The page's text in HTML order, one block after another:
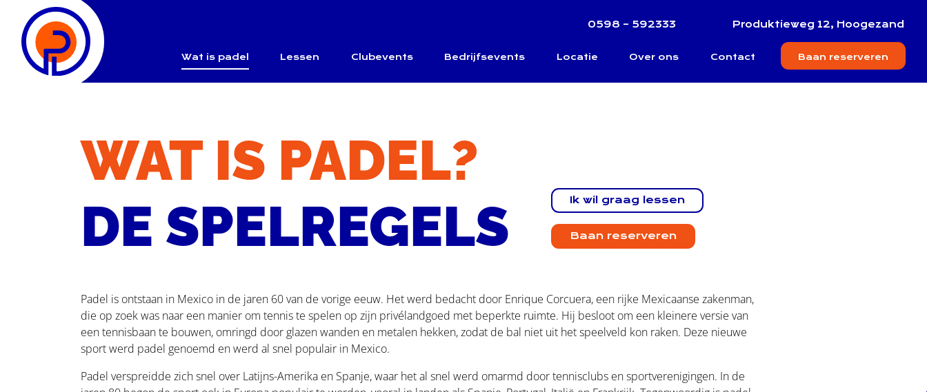
overslaan
0598 – 592333 Produktieweg 12, Hoogezand
Wat is padel Lessen Clubevents Bedrijfsevents Locatie Over ons Contact Baan reserveren
WAT IS PADEL?
DE SPELREGELS
Ik wil graag lessen
Baan reserveren
Padel is ontstaan in Mexico in de jaren 60 van de vorige eeuw. Het werd bedacht door Enrique Corcuera, een rijke Mexicaanse zakenman,
die op zoek was naar een manier om tennis te spelen op zijn privélandgoed met beperkte ruimte. Hij besloot om een kleinere versie van
een tennisbaan te bouwen, omringd door glazen wanden en metalen hekken, zodat de bal niet uit het speelveld kon raken. Deze nieuwe
sport werd padel genoemd en werd al snel populair in Mexico.
Padel verspreidde zich snel over Latijns-Amerika en Spanje, waar het al snel werd omarmd door tennisclubs en sportverenigingen. In de